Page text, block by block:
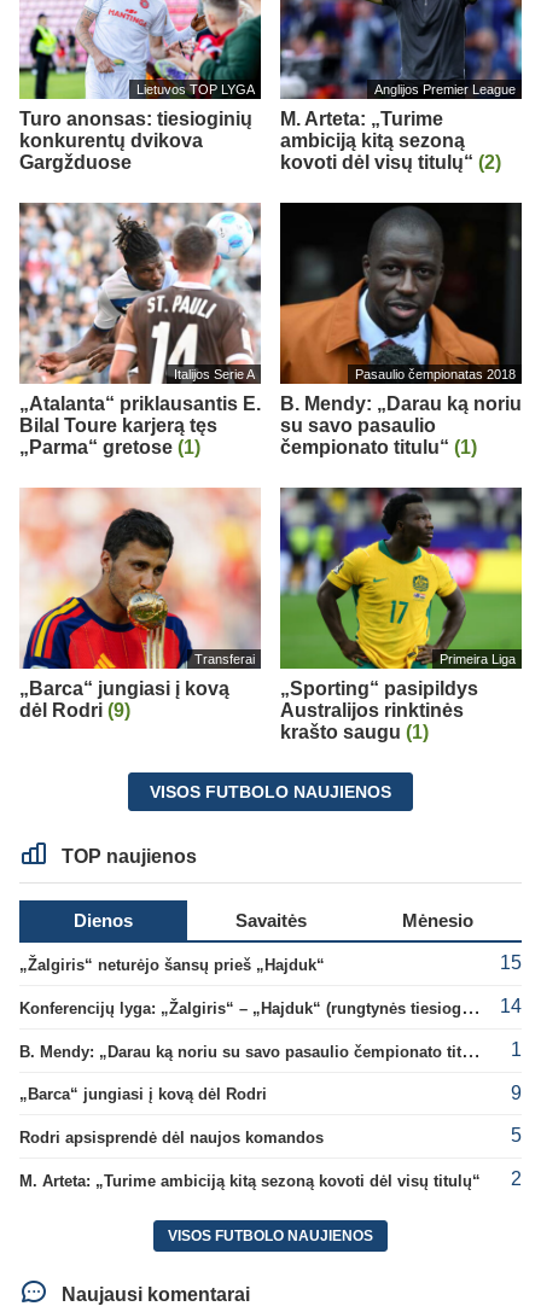
Lietuvos TOP LYGA
Turo anonsas: tiesioginių
konkurentų dvikova
Gargžduose
Anglijos Premier League
M. Arteta: „Turime
ambiciją kitą sezoną
kovoti dėl visų titulų“ (2)
Italijos Serie A
„Atalanta“ priklausantis E.
Bilal Toure karjerą tęs
„Parma“ gretose (1)
Pasaulio čempionatas 2018
B. Mendy: „Darau ką noriu
su savo pasaulio
čempionato titulu“ (1)
Transferai
„Barca“ jungiasi į kovą
dėl Rodri (9)
Primeira Liga
„Sporting“ pasipildys
Australijos rinktinės
krašto saugu (1)
VISOS FUTBOLO NAUJIENOS
TOP naujienos
Dienos Savaitės Mėnesio
„Žalgiris“ neturėjo šansų prieš „Hajduk“ 15
Konferencijų lyga: „Žalgiris“ – „Hajduk“ (rungtynės tiesiogiai) 14
B. Mendy: „Darau ką noriu su savo pasaulio čempionato titulu“ 1
„Barca“ jungiasi į kovą dėl Rodri 9
Rodri apsisprendė dėl naujos komandos 5
M. Arteta: „Turime ambiciją kitą sezoną kovoti dėl visų titulų“ 2
VISOS FUTBOLO NAUJIENOS
Naujausi komentarai